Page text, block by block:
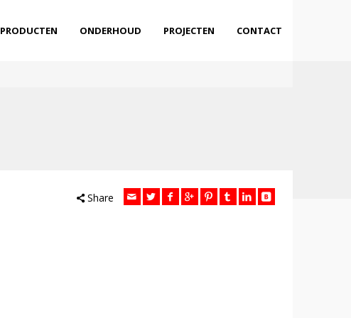
PRODUCTEN ONDERHOUD PROJECTEN CONTACT
Share